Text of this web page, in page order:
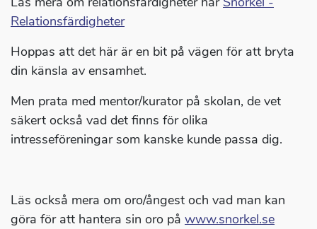
Relationsfärdigheter
Hoppas att det här är en bit på vägen för att bryta
din känsla av ensamhet.
Men prata med mentor/kurator på skolan, de vet
säkert också vad det finns för olika
intresseföreningar som kanske kunde passa dig.
Läs också mera om oro/ångest och vad man kan
göra för att hantera sin oro på www.snorkel.se